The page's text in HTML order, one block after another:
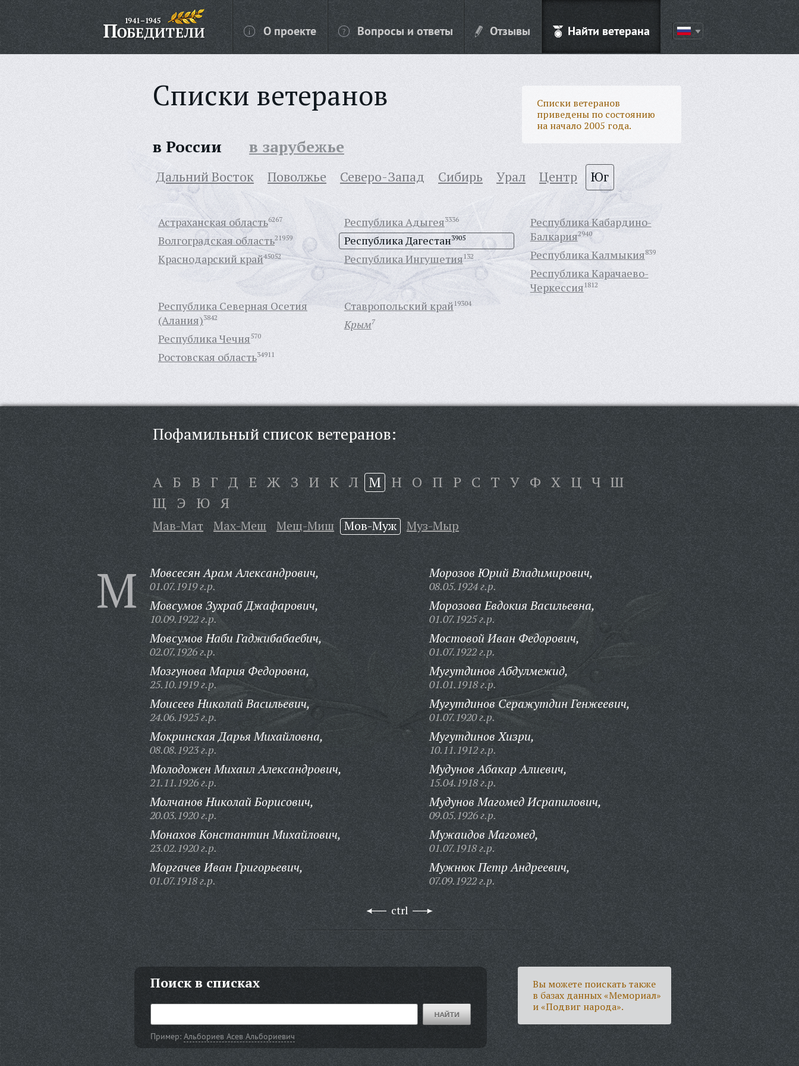
О проекте Вопросы и ответы Отзывы Найти ветерана
Списки ветеранов
Списки ветеранов
приведены по состоянию
на начало 2005 года.
в России в зарубежье
Дальний Восток Поволжье Северо-Запад Сибирь Урал Центр Юг
Астраханская область6267
Волгоградская область21959
Краснодарский край45052
Республика Адыгея3336
Республика Дагестан3905
Республика Ингушетия132
Республика Кабардино-
Балкария2940
Республика Калмыкия839
Республика Карачаево-
Черкессия1812
Республика Северная Осетия
(Алания)3842
Республика Чечня570
Ростовская область34911
Ставропольский край 19304
Крым7
Пофамильный список ветеранов:
А Б В Г Д Е Ж З И К Л М Н О П Р С Т У Ф Х Ц Ч Ш
Щ Э Ю Я
Мав-Мат Мах-Меш Мещ-Миш Мов-Муж Муз-Мыр
М Мовсесян Арам Александрович,
01.07.1919 г.р.
Мовсумов Зухраб Джафарович,
10.09.1922 г.р.
Мовсумов Наби Гаджибабаебич,
02.07.1926 г.р.
Мозгунова Мария Федоровна,
25.10.1919 г.р.
Моисеев Николай Васильевич,
24.06.1925 г.р.
Мокринская Дарья Михайловна,
08.08.1923 г.р.
Молодожен Михаил Александрович,
21.11.1926 г.р.
Молчанов Николай Борисович,
20.03.1920 г.р.
Монахов Константин Михайлович,
23.02.1920 г.р.
Моргачев Иван Григорьевич,
01.07.1918 г.р.
Морозов Юрий Владимирович,
08.05.1924 г.р.
Морозова Евдокия Васильевна,
01.07.1925 г.р.
Мостовой Иван Федорович,
01.07.1922 г.р.
Мугутдинов Абдулмежид,
01.01.1918 г.р.
Мугутдинов Серажутдин Генжеевич,
01.07.1920 г.р.
Мугутдинов Хизри,
10.11.1912 г.р.
Мудунов Абакар Алиевич,
15.04.1918 г.р.
Мудунов Магомед Исрапилович,
09.05.1926 г.р.
Мужаидов Магомед,
01.07.1918 г.р.
Мужнюк Петр Андреевич,
07.09.1922 г.р.
ctrl
Поиск в списках
Пример: Альбориев Асев Альбориевич
Вы можете поискать также
в базах данных «Мемориал»
и «Подвиг народа».